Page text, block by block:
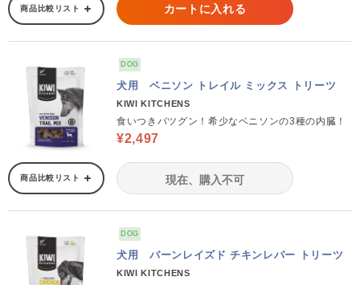
商品比較リスト カートに入れる
DOG
犬用 ベニソン トレイル ミックス トリーツ
KIWI KITCHENS
食いつきバツグン！希少なベニソンの3種の内臓！
¥2,497
商品比較リスト 現在、購入不可
DOG
犬用 バーンレイズド チキンレバー トリーツ
KIWI KITCHENS